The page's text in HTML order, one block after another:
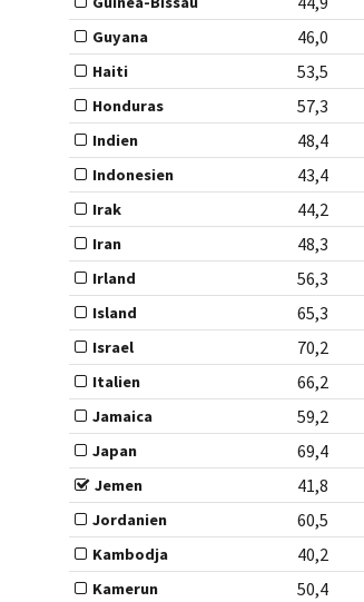
Guyana 46,0
Haiti 53,5
Honduras 57,3
Indien 48,4
Indonesien 43,4
Irak 44,2
Iran 48,3
Irland 56,3
Island 65,3
Israel 70,2
Italien 66,2
Jamaica 59,2
Japan 69,4
Jemen 41,8
Jordanien 60,5
Kambodja 40,2
Kamerun 50,4